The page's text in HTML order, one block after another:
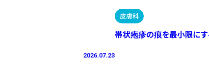
2026.07.23
皮膚科
帯状疱疹の痕を最小限にす